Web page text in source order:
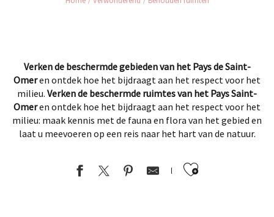
Verken de beschermde gebieden van het Pays de Saint-
Omeren ontdek hoe het bijdraagt aan het respect voor het
milieu. Verken de beschermde ruimtes van het Pays Saint-
Omeren ontdek hoe het bijdraagt aan het respect voor het
milieu: maak kennis met de fauna en flora van het gebied en
laat u meevoeren op een reis naar het hart van de natuur.
Ajouter